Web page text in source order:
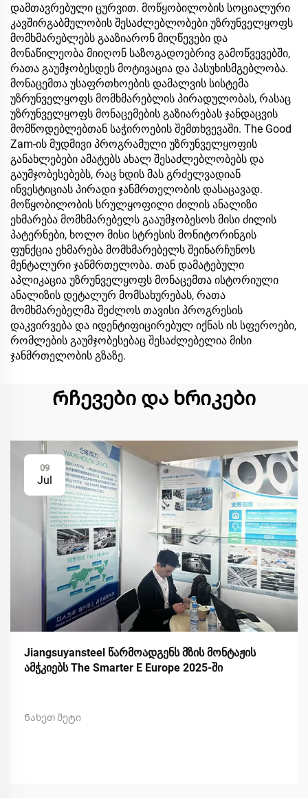
დამთავრებული ცურვით. მოწყობილობის სოციალური
კავშირგაბმულობის შესაძლებლობები უზრუნველყოფს
მომხმარებლებს გააზიარონ მიღწევები და
მონაწილეობა მიიღონ საზოგადოებრივ გამოწვევებში,
რათა გაუმჯობესდეს მოტივაცია და პასუხისმგებლობა.
მონაცემთა უსაფრთხოების დამალვის სისტემა
უზრუნველყოფს მომხმარებლის პირადულობას, რასაც
უზრუნველყოფს მონაცემების გაზიარებას ჯანდაცვის
მომწოდებლებთან საჭიროების შემთხვევაში. The Good
Zam-ის მუდმივი პროგრამული უზრუნველყოფის
განახლებები ამატებს ახალ შესაძლებლობებს და
გაუმჯობესებებს, რაც ხდის მას გრძელვადიან
ინვესტიციას პირადი ჯანმრთელობის დასაცავად.
მოწყობილობის სრულყოფილი ძილის ანალიზი
ეხმარება მომხმარებელს გააუმჯობესოს მისი ძილის
პატერნები, ხოლო მისი სტრესის მონიტორინგის
ფუნქცია ეხმარება მომხმარებელს შეინარჩუნოს
მენტალური ჯანმრთელობა. თან დამატებული
აპლიკაცია უზრუნველყოფს მონაცემთა ისტორიული
ანალიზის დეტალურ მომსახურებას, რათა
მომხმარებელმა შეძლოს თავისი პროგრესის
დაკვირვება და იდენტიფიცირებულ იქნას ის სფეროები,
რომლების გაუმჯობესებაც შესაძლებელია მისი
ჯანმრთელობის გზაზე.
Რჩევები და ხრიკები
09
Jul
Jiangsuyansteel წარმოადგენს მზის მონტაჟის
ამჭკიებს The Smarter E Europe 2025-ში
Ნახეთ მეტი